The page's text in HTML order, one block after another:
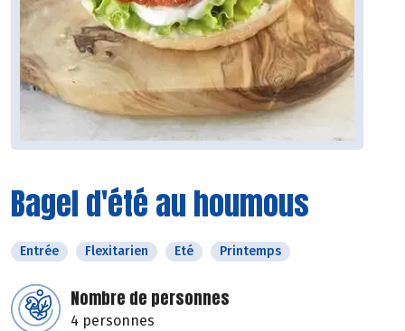
Bagel d'été au houmous
Entrée Flexitarien Eté Printemps
Nombre de personnes
4 personnes